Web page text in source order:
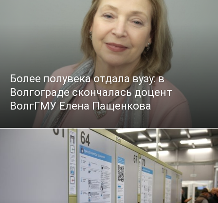
Более полувека отдала вузу: в
Волгограде скончалась доцент
ВолгГМУ Елена Пащенкова